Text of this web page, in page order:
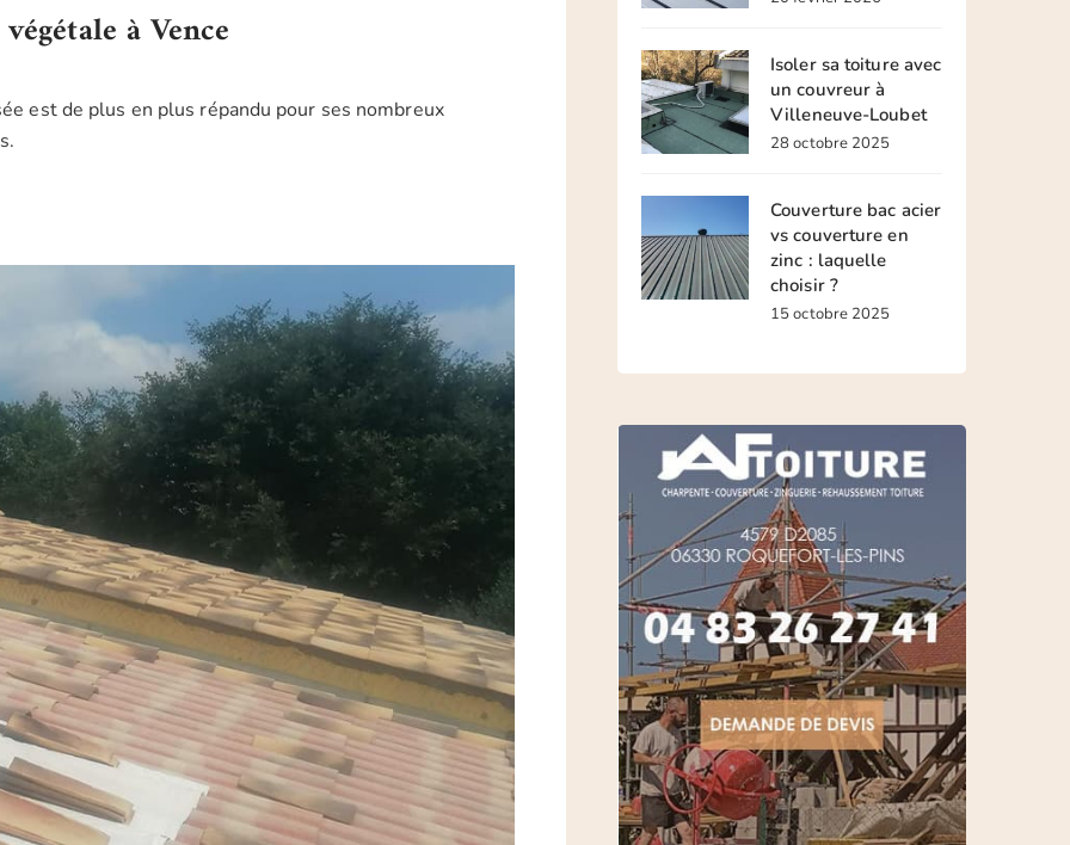
à Vence
est de plus en plus répandu pour ses nombreux
Isoler sa toiture avec
un couvreur à
Villeneuve-Loubet
28 octobre 2025
Couverture bac acier
vs couverture en
zinc : laquelle
choisir ?
15 octobre 2025